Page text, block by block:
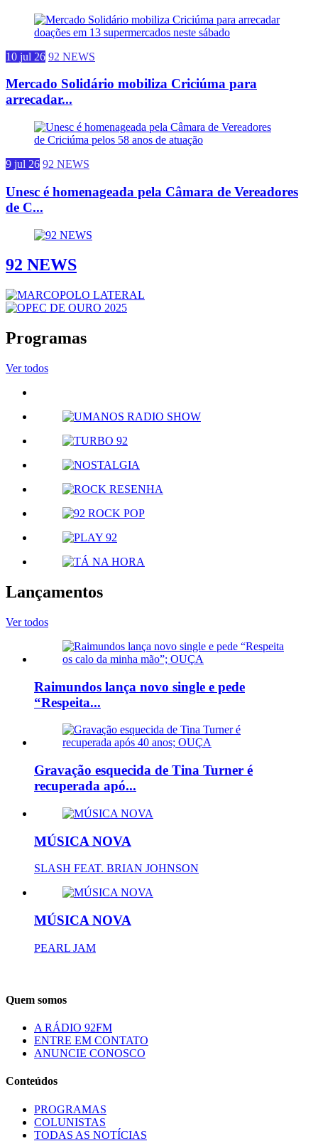
10 jul 26 92 NEWS
Mercado Solidário mobiliza Criciúma para
arrecadar...
9 jul 26 92 NEWS
Unesc é homenageada pela Câmara de Vereadores
de C...
92 NEWS
Programas
Ver todos
Lançamentos
Ver todos
Raimundos lança novo single e pede
“Respeita...
Gravação esquecida de Tina Turner é
recuperada apó...
MÚSICA NOVA
SLASH FEAT. BRIAN JOHNSON
MÚSICA NOVA
PEARL JAM
Quem somos
A RÁDIO 92FM
ENTRE EM CONTATO
ANUNCIE CONOSCO
Conteúdos
PROGRAMAS
COLUNISTAS
TODAS AS NOTÍCIAS